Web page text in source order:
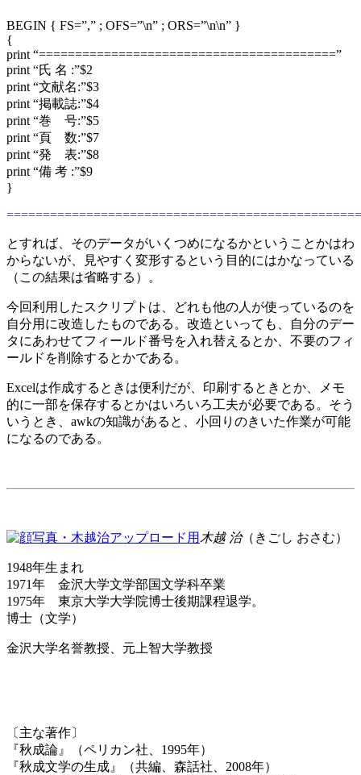
BEGIN { FS=”,” ; OFS=”\n” ; ORS=”\n\n” }
{
print “=========================================”
print “氏 名 :”$2
print “文献名:”$3
print “掲載誌:”$4
print “巻 号:”$5
print “頁 数:”$7
print “発 表:”$8
print “備 考 :”$9
}
とすれば、そのデータがいくつめになるかということかはわ
からないが、見やすく変形するという目的にはかなっている
（この結果は省略する）。
今回利用したスクリプトは、どれも他の人が使っているのを
自分用に改造したものである。改造といっても、自分のデー
タにあわせてフィールド番号を入れ替えるとか、不要のフィ
ールドを削除するとかである。
Excelは作成するときは便利だが、印刷するときとか、メモ
的に一部を保存するとかはいろいろ工夫が必要である。そう
いうとき、awkの知識があると、小回りのきいた作業が可能
になるのである。
木越 治（きごし おさむ）
1948年生まれ
1971年 金沢大学文学部国文学科卒業
1975年 東京大学大学院博士後期課程退学。
博士（文学）
金沢大学名誉教授、元上智大学教授
〔主な著作〕
『秋成論』（ペリカン社、1995年）
『秋成文学の生成』（共編、森話社、2008年）